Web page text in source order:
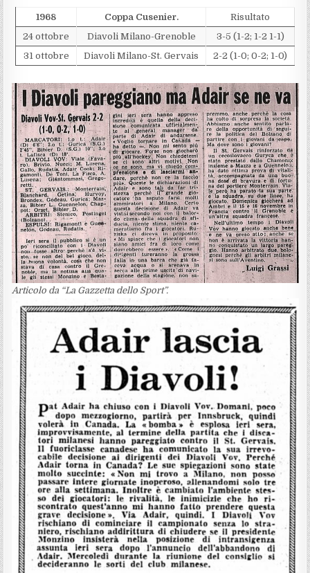
1968 Coppa Cusenier.
Risultato
24 ottobre
Diavoli Milano-Grenoble
3-5 (1-2; 1-2 1-1)
31 ottobre
Diavoli Milano-St. Gervais 2-2 (1-0; 0-2; 1-0)
Articolo da “La Gazzetta dello Sport”.